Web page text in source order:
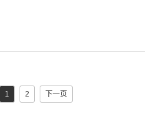
1 2 下一页